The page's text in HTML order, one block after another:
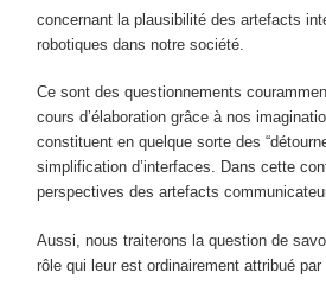
concernant la plausibilité des artefacts
robotiques dans notre société.
Ce sont des questionnements
cours d’élaboration grâce à nos
constituent en quelque sorte des
simplification d’interfaces. Dans cette
perspectives des artefacts
Aussi, nous traiterons la question de
rôle qui leur est ordinairement attribué par